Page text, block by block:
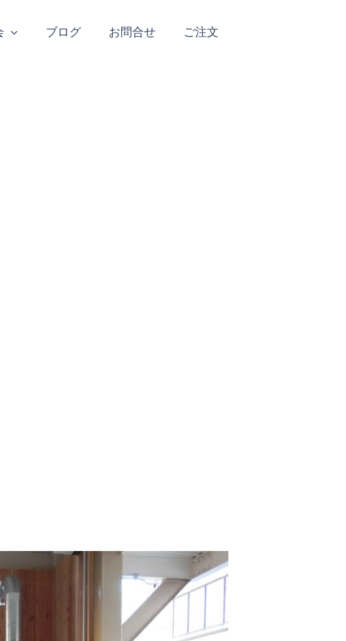
ブログ お問合せ ご注文